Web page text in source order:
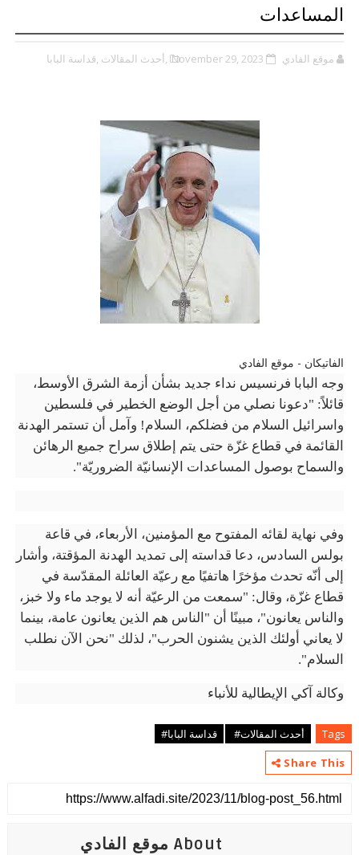
المساعدات
موقع الفادي November 29, 2023 ,أحدث المقالات ,قداسة البابا
الفاتيكان - موقع الفادي
وجه البابا فرنسيس نداء جديد بشأن أزمة الشرق الأوسط،
قائلاً: "دعونا نصلي من أجل الوضع الخطير في فلسطين
واسرائيل السلام من فضلكم، السلام! وآمل أن تستمر الهدنة
القائمة في قطاع غزّة حتى يتم إطلاق سراح جميع الرهائن
والسماح بوصول المساعدات الإنسانيّة الضروريّة".
وفي نهاية لقائه المفتوح مع المؤمنين، الأربعاء، في قاعة
بولس السادس، دعا قداسته إلى تمديد الهدنة المؤقتة، وأشار
إلى أنّه تحدث مؤخرًا هاتفيًا مع رعيّة العائلة المقدّسة في
قطاع غزّة، وقال: "سمعت من الرعيّة أنه لا يوجد ماء ولا خبز،
والناس يعانون"، مبينًا أن "الناس هم الذين يعانون عامة، بينما
لا يعاني أولئك الذين يشنون الحرب"، لذلك "نحن الآن نطلب
السلام".
وكالة آكي الإيطالية للأنباء
Tags أحدث المقالات#
قداسة البابا#
Share This
About موقع الفادي